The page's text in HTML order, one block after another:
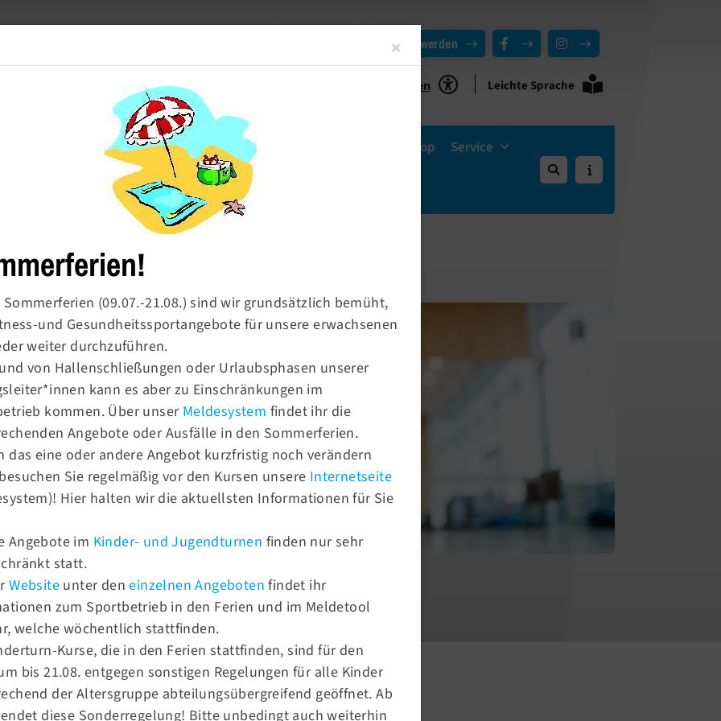
Mitglied werden
Barrierefreie Funktionen Leichte Sprache
Sport & Ballsport Fitness & Gesundheit Vereins-Shop Service
Eine Ferienwoche in Marienwerder
Kontakt
Tel.: 030 93 93 17 41
Fax.:030 93 93 17 42
× Close
(09.07.-21.08.) sind wir grundsätzlich bemüht,
und Gesundheitssportangebote für unsere erwachsenen
weiter durchzuführen.
von Hallenschließungen oder Urlaubsphasen unserer
kann es aber zu Einschränkungen im
kommen. Über unser Meldesystem findet ihr die
Angebote oder Ausfälle in den Sommerferien.
das eine oder andere Angebot kurzfristig noch verändern
Sie regelmäßig vor den Kursen unsere Internetseite
Hier halten wir die aktuellsten Informationen für Sie
Angebote im Kinder- und Jugendturnen finden nur sehr
statt.
Website unter deneinzelnen Angeboten findet ihr
zum Sportbetrieb in den Ferien und im Meldetool
welche wöchentlich stattfinden.
Kurse, die in den Ferien stattfinden, sind für den
bis 21.08. entgegen sonstigen Regelungen für alle Kinder
der Altersgruppe abteilungsübergreifend geöffnet. Ab
diese Sonderregelung! Bitte unbedingt auch weiterhin